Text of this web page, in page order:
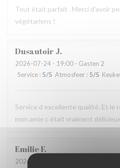
Tout était parfait . Merci d’avoir
végétariens !
Dusautoir J
2026-07-24 - 19:00 - Gasten 2
Service : 5/5 Atmosfeer : 5/5
Service d excellente qualité. Et le
mon amie c était vraiment
EmilieF
2026-07-24